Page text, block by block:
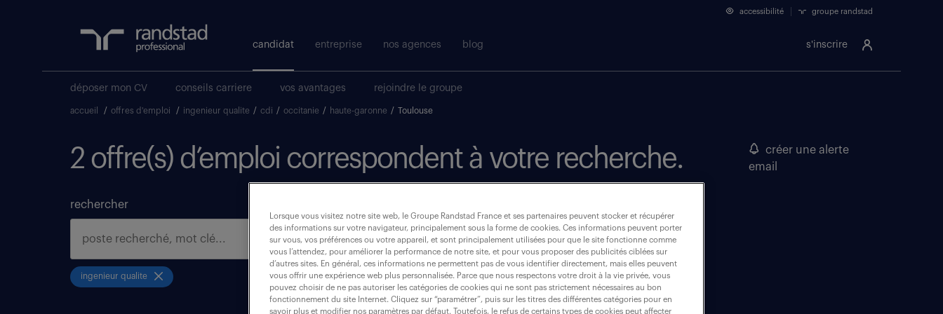
s'inscrire
accessibilité groupe randstad
candidat entreprise nos agences blog
déposer mon CV conseils carriere vos avantages rejoindre le groupe
accueil / offres d'emploi / ingenieur qualite / cdi / occitanie / haute-garonne / Toulouse
2 offre(s) d’emploi correspondent à votre recherche.
créer une alerte
email
rechercher
ingenieur qualite toulouse
CDI (2)
Lorsque vous visitez notre site web, le Groupe Randstad France et ses partenaires peuvent stocker et récupérer
des informations sur votre navigateur, principalement sous la forme de cookies. Ces informations peuvent porter
sur vous, vos préférences ou votre appareil, et sont principalement utilisées pour que le site fonctionne comme
vous l’attendez, pour améliorer la performance de notre site, et pour vous proposer des publicités ciblées sur
d’autres sites. En général, ces informations ne permettent pas de vous identifier directement, mais elles peuvent
vous offrir une expérience web plus personnalisée. Parce que nous respectons votre droit à la vie privée, vous
pouvez choisir de ne pas autoriser les catégories de cookies qui ne sont pas strictement nécessaires au bon
fonctionnement du site Internet. Cliquez sur “paramétrer”, puis sur les titres des différentes catégories pour en
savoir plus et modifier nos paramètres par défaut. Toutefois, le refus de certains types de cookies peut affecter